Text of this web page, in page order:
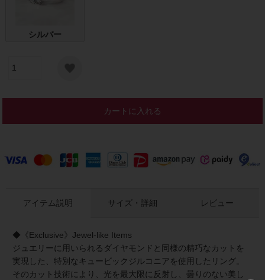
シルバー
カートに入れる
アイテム説明
◆《Exclusive》Jewel-like Items
ジュエリーに用いられるダイヤモンドと同様の精巧なカットを
実現した、特別なキュービックジルコニアを使用したリング。
そのカット技術により、光を最大限に反射し、曇りのない美し
サイズ・詳細 レビュー